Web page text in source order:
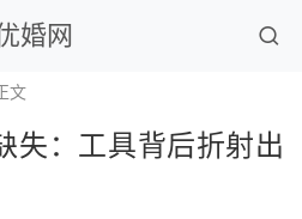
婚网
文
失：工具背后折射出